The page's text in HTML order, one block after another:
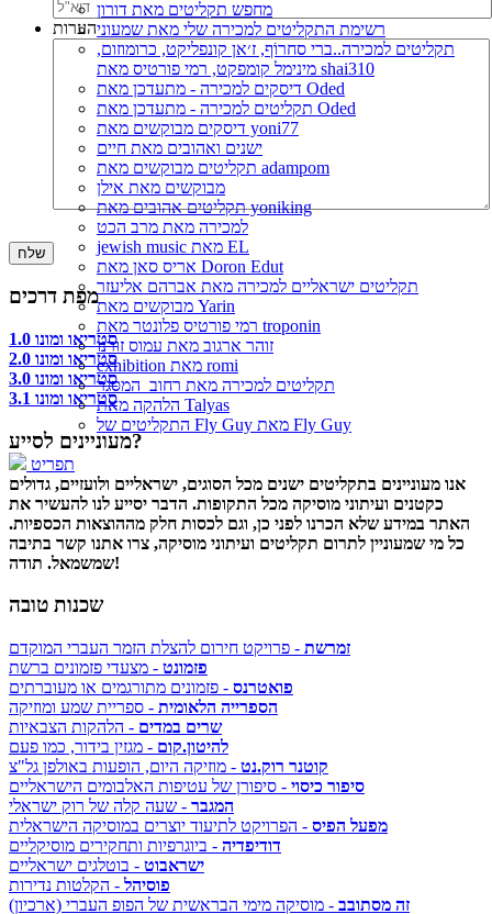
מחפש תקליטים מאת דורון
רשימת התקליטים למכירה שלי מאת שמעוני
תקליטים למכירה..ברי סחרוֹף, ז׳אן קונפליקט, כרומוזום,
מינימל קומפקט, רמי פורטיס מאת shai310
דיסקים למכירה - מתעדכן מאת Oded
תקליטים למכירה - מתעדכן מאת Oded
דיסקים מבוקשים מאת yoni77
ישנים ואהובים מאת חיים
תקליטים מבוקשים מאת adampom
מבוקשים מאת אילן
תקליטים אהובים מאת yoniking
למכירה מאת מרב הכט
jewish music מאת EL
אריס סאן מאת Doron Edut
תקליטים ישראליים למכירה מאת אברהם אליעזר
מבוקשים מאת Yarin
רמי פורטיס פלונטר מאת troponin
זוהר ארגוב מאת עמוס זורנו
exhibition מאת romi
תקליטים למכירה מאת רחוב_המסגר
הלהקה מאת Talyas
התקליטים של Fly Guy מאת Fly Guy
תפריט
הערות
מפת דרכים
סטריאו ומונו 1.0
סטריאו ומונו 2.0
סטריאו ומונו 3.0
סטריאו ומונו 3.1
מעוניינים לסייע?
אנו מעוניינים בתקליטים ישנים מכל הסוגים, ישראליים ולועזיים, גדולים
כקטנים ועיתוני מוסיקה מכל התקופות. הדבר יסייע לנו להעשיר את
האתר במידע שלא הכרנו לפני כן, וגם לכסות חלק מההוצאות הכספיות.
כל מי שמעוניין לתרום תקליטים ועיתוני מוסיקה, צרו אתנו קשר בתיבה
שמשמאל. תודה!
שכנות טובה
זמרשת - פרויקט חירום להצלת הזמר העברי המוקדם
פזמונט - מצעדי פזמונים ברשת
פואטרנס - פזמונים מתורגמים או מעוברתים
הספרייה הלאומית - ספריית שמע ומוזיקה
שרים במדים - הלהקות הצבאיות
להיטון.קום - מגזין בידור, כמו פעם
קוטנר רוק.נט - מוזיקה היום, הופעות באולפן גל"צ
סיפור כיסוי - סיפורן של עטיפות האלבומים הישראליים
המגבר - שעה קלה של רוק ישראלי
מפעל הפיס - הפרויקט לתיעוד יוצרים במוסיקה הישראלית
דודיפדיה - ביוגרפיות ותחקירים מוסיקליים
ישראבוט - בוטלגים ישראליים
פוסיהל - הקלטות נדירות
זה מסתובב - מוסיקה מימי הבראשית של הפופ העברי (ארכיון)